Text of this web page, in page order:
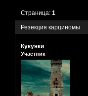
Резекция карциномы
Страница:1
Кукуяки
Участник